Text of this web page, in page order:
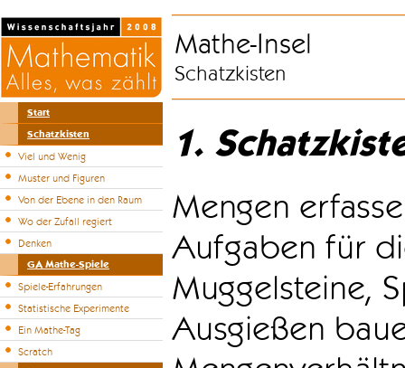
Start
Schatzkisten
Viel und Wenig
Muster und Figuren
Von der Ebene in den Raum
Wo der Zufall regiert
Denken
GA Mathe-Spiele
Spiele-Erfahrungen
Statistische Experimente
Ein Mathe-Tag
Scratch
Mathe-Insel
Schatzkisten
1.
Mengen
Aufgaben für
Muggelsteine,
Ausgießen